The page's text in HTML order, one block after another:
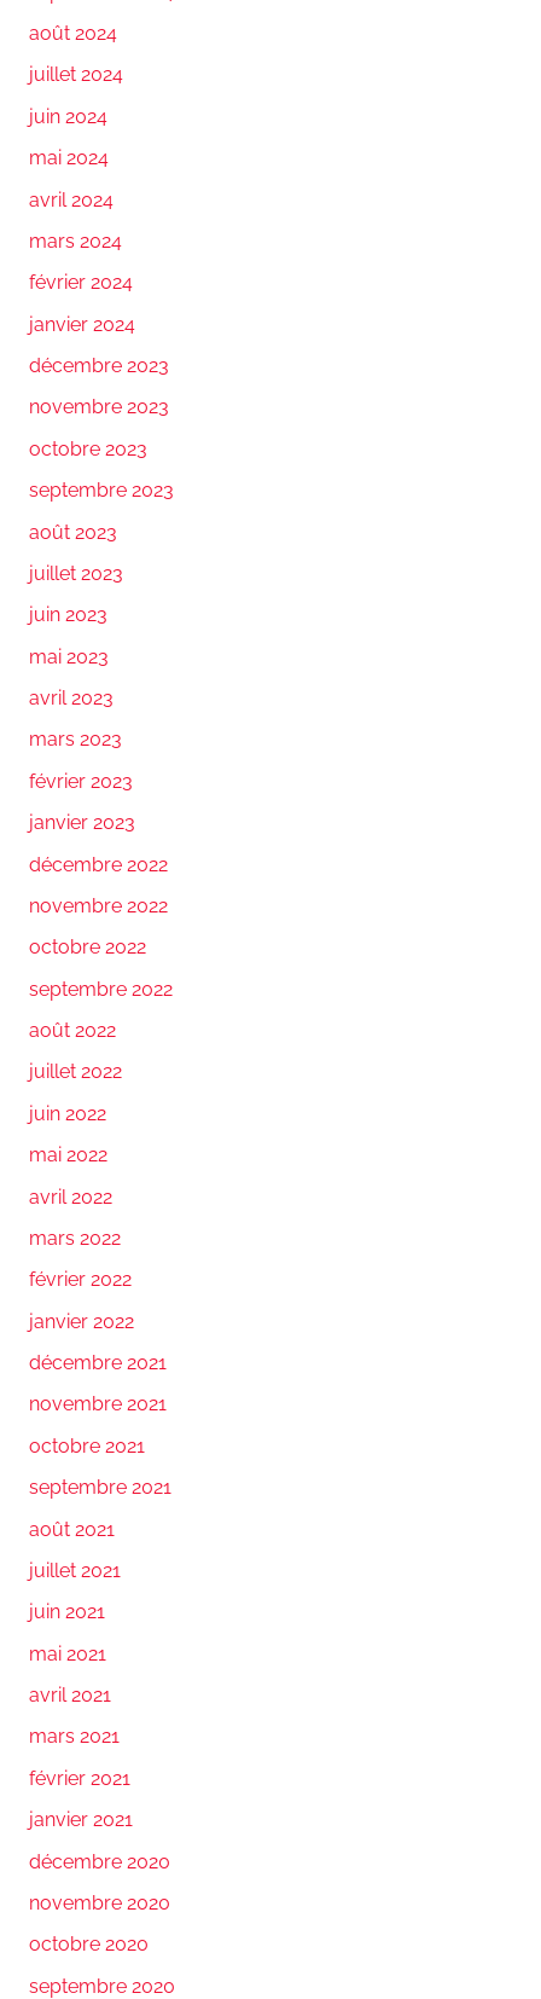
août 2024
juillet 2024
juin 2024
mai 2024
avril 2024
mars 2024
février 2024
janvier 2024
décembre 2023
novembre 2023
octobre 2023
septembre 2023
août 2023
juillet 2023
juin 2023
mai 2023
avril 2023
mars 2023
février 2023
janvier 2023
décembre 2022
novembre 2022
octobre 2022
septembre 2022
août 2022
juillet 2022
juin 2022
mai 2022
avril 2022
mars 2022
février 2022
janvier 2022
décembre 2021
novembre 2021
octobre 2021
septembre 2021
août 2021
juillet 2021
juin 2021
mai 2021
avril 2021
mars 2021
février 2021
janvier 2021
décembre 2020
novembre 2020
octobre 2020
septembre 2020